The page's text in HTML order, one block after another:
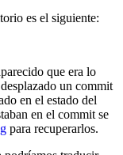
es el siguiente:
que era lo
un commit
en el estado del
en el commit se
para recuperarlos.